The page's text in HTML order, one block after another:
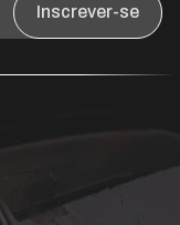
Inscrever-se